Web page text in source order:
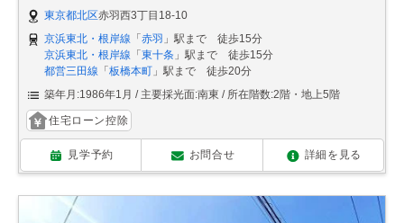
東京都北区赤羽西3丁目18-10
京浜東北・根岸線 「 赤羽 」駅まで 徒歩15分
京浜東北・根岸線 「 東十条 」駅まで 徒歩15分
都営三田線 「 板橋本町 」駅まで 徒歩20分
築年月:1986年1月
主要採光面:南東 所在階数:2階・地上5階
住宅ローン控除
見学予約 お問合せ 詳細を見る